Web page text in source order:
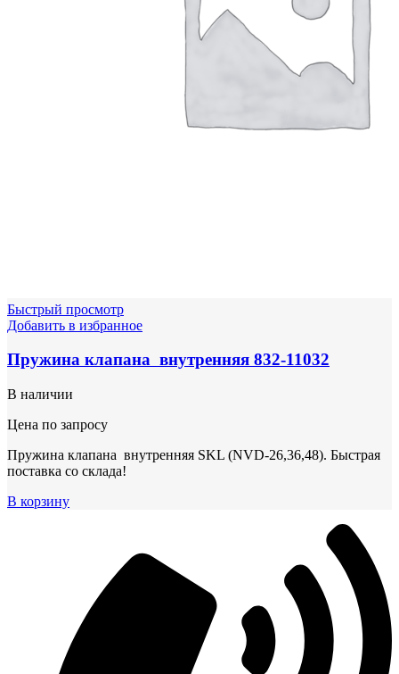
Быстрый просмотр
Добавить в избранное
Пружина клапана внутренняя 832-11032
В наличии
Цена по запросу
Пружина клапана внутренняя SKL (NVD-26,36,48). Быстрая
поставка со склада!
В корзину